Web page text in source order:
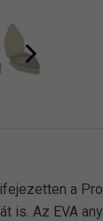
a
is. Az EVA